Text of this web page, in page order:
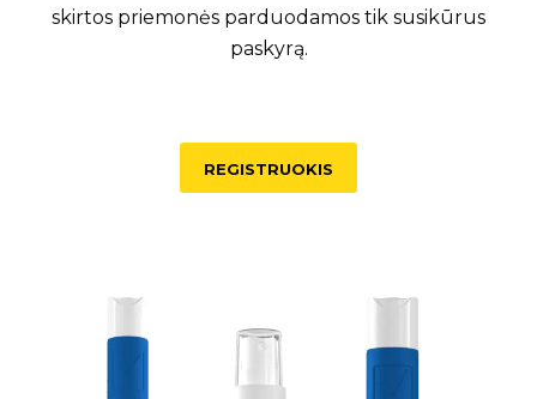
skirtos priemonės parduodamos tik susikūrus
paskyrą.
REGISTRUOKIS